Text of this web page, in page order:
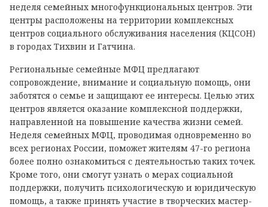
неделя семейных многофункциональных центров. Эти
центры расположены на территории комплексных
центров социального обслуживания населения (КЦСОН)
в городах Тихвин и Гатчина.
Региональные семейные МФЦ предлагают
сопровождение, внимание и социальную помощь, они
заботятся о семье и защищают ее интересы. Целью этих
центров является оказание комплексной поддержки,
направленной на повышение качества жизни семей.
Неделя семейных МФЦ, проводимая одновременно во
всех регионах России, поможет жителям 47-го региона
более полно ознакомиться с деятельностью таких точек.
Кроме того, они смогут узнать о мерах социальной
поддержки, получить психологическую и юридическую
помощь, а также принять участие в творческих мастер-